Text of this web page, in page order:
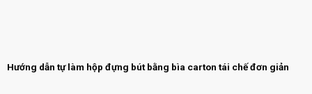
Hướng dẫn tự làm hộp đựng bút bằng bìa carton tái chế đơn giản